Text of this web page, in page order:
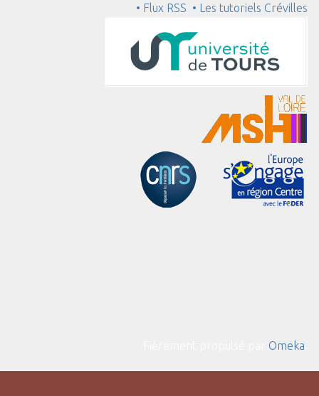
• Flux RSS • Les tutoriels Crévilles
Omeka